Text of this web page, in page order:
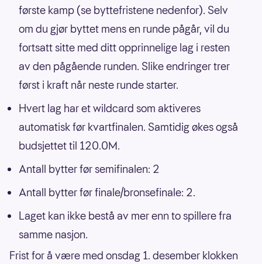
første kamp (se byttefristene nedenfor). Selv
om du gjør byttet mens en runde pågår, vil du
fortsatt sitte med ditt opprinnelige lag i resten
av den pågående runden. Slike endringer trer
først i kraft når neste runde starter.
Hvert lag har et wildcard som aktiveres
automatisk før kvartfinalen. Samtidig økes også
budsjettet til 120.0M.
Antall bytter før semifinalen: 2
Antall bytter før finale/bronsefinale: 2.
Laget kan ikke bestå av mer enn to spillere fra
samme nasjon.
Frist for å være med onsdag 1. desember klokken